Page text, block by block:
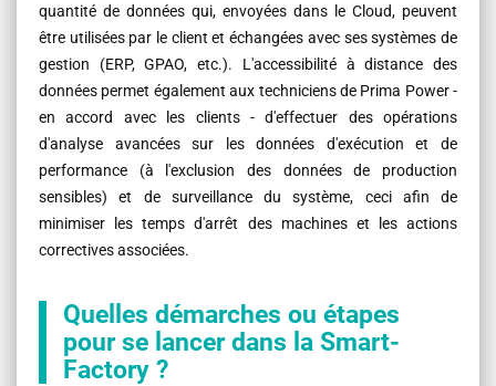
quantité de données qui, envoyées dans le Cloud, peuvent
être utilisées par le client et échangées avec ses systèmes de
gestion (ERP, GPAO, etc.). L'accessibilité à distance des
données permet également aux techniciens de Prima Power -
en accord avec les clients - d'effectuer des opérations
d'analyse avancées sur les données d'exécution et de
performance (à l'exclusion des données de production
sensibles) et de surveillance du système, ceci afin de
minimiser les temps d'arrêt des machines et les actions
correctives associées.
Quelles démarches ou étapes
pour se lancer dans la Smart-
Factory ?